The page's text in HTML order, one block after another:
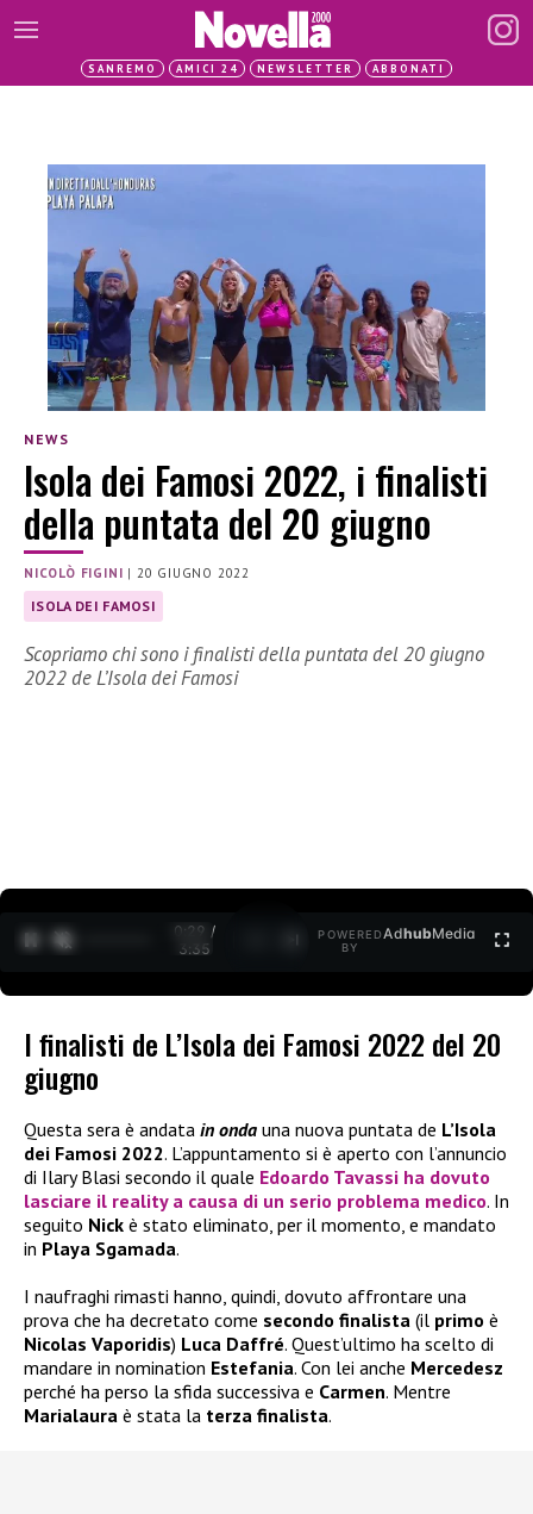
SANREMO AMICI 24 NEWSLETTER ABBONATI
NEWS
Isola dei Famosi 2022, i finalisti
della puntata del 20 giugno
NICOLÒ FIGINI | 20 GIUGNO 2022
ISOLA DEI FAMOSI
Scopriamo chi sono i finalisti della puntata del 20 giugno
2022 de L’Isola dei Famosi
0:30 /
3:35
POWERED
BY
AdhubMedia
I finalisti de L’Isola dei Famosi 2022 del 20
giugno
Questa sera è andata in onda una nuova puntata de L’Isola
dei Famosi 2022. L’appuntamento si è aperto con l’annuncio
di Ilary Blasi secondo il quale Edoardo Tavassi ha dovuto
lasciare il reality a causa di un serio problema medico. In
seguito Nick è stato eliminato, per il momento, e mandato
in Playa Sgamada.
I naufraghi rimasti hanno, quindi, dovuto affrontare una
prova che ha decretato come secondo finalista (il primo è
Nicolas Vaporidis) Luca Daffré. Quest’ultimo ha scelto di
mandare in nomination Estefania. Con lei anche Mercedesz
perché ha perso la sfida successiva e Carmen. Mentre
Marialaura è stata la terza finalista.